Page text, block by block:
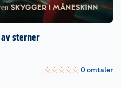
sterner
☆☆☆☆☆ 0omtaler